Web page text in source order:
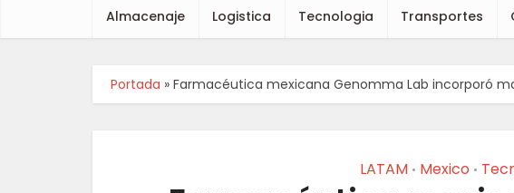
Almacenaje Logistica Tecnologia Transportes
Portada » Farmacéutica mexicana Genomma Lab incorporó
LATAM • Mexico •